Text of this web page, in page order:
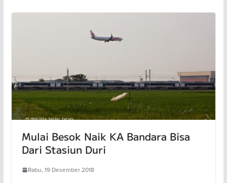
Mulai Besok Naik KA Bandara Bisa
Dari Stasiun Duri
Rabu, 19 Desember 2018